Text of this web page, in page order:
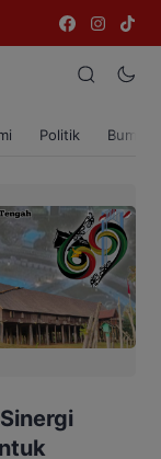
Politik Bumi